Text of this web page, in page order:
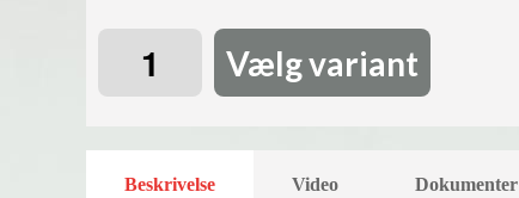
Vælg variant
Beskrivelse Video Dokumenter